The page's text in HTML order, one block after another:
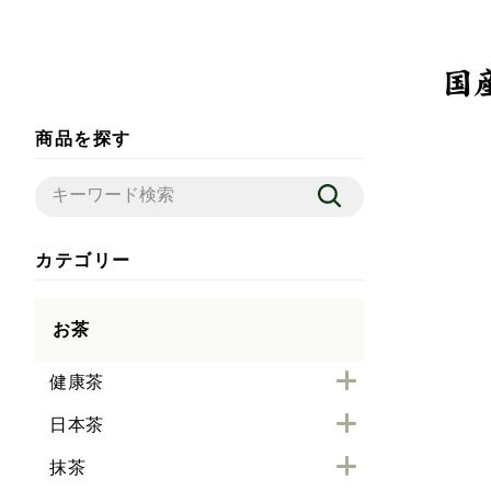
商品を探す
カテゴリー
お茶
健康茶
日本茶
抹茶